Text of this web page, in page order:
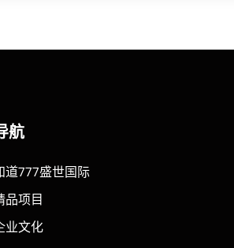
航
道777盛世国际
品项目
业文化